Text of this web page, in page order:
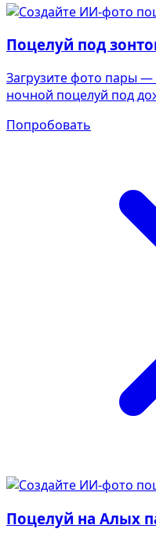
Поцелуй под
Загрузите фото пары
ночной поцелуй под
Попробовать
Поцелуй на Алых